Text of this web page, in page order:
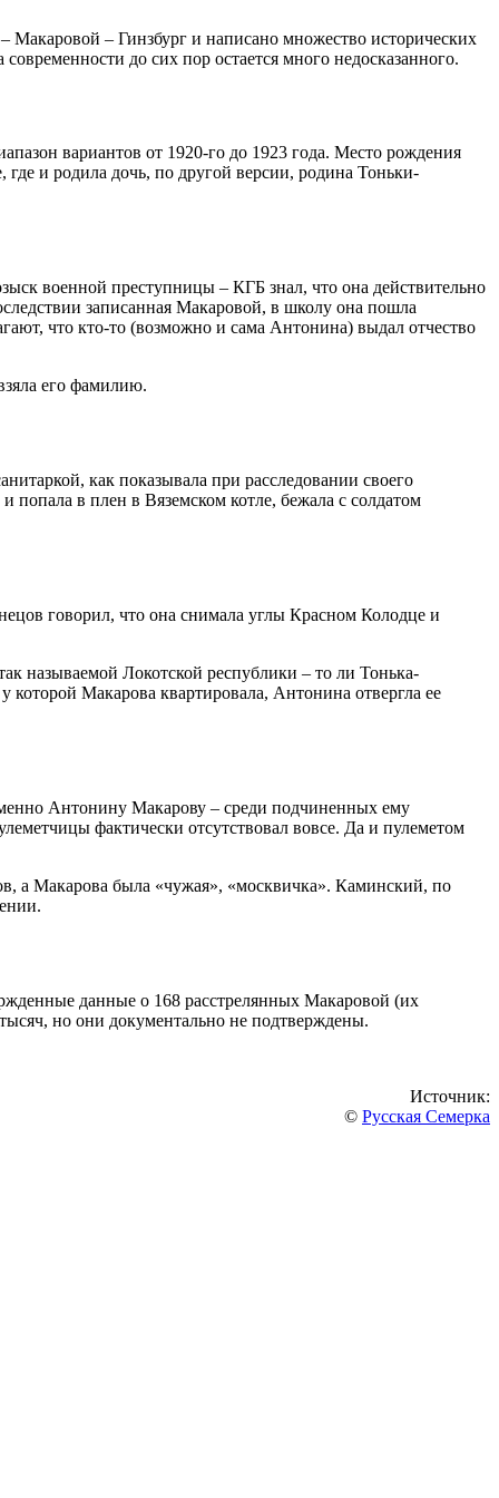
– Гинзбург и написано множество исторических
до сих пор остается много недосказанного.
вариантов от 1920-го до 1923 года. Место рождения
и родила дочь, по другой версии, родина Тоньки-
военной преступницы – КГБ знал, что она действительно
записанная Макаровой, в школу она пошла
что кто-то (возможно и сама Антонина) выдал отчество
его фамилию.
как показывала при расследовании своего
попала в плен в Вяземском котле, бежала с солдатом
говорил, что она снимала углы Красном Колодце и
называемой Локотской республики – то ли Тонька-
Макарова квартировала, Антонина отвергла ее
Антонину Макарову – среди подчиненных ему
фактически отсутствовал вовсе. Да и пулеметом
а Макарова была «чужая», «москвичка». Каминский, по
данные о 168 расстрелянных Макаровой (их
но они документально не подтверждены.
Источник:
© Русская Семерка